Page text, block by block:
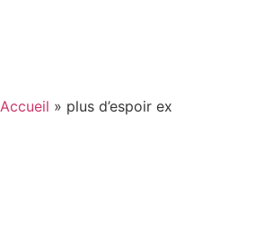
Accueil » plus d’espoir ex